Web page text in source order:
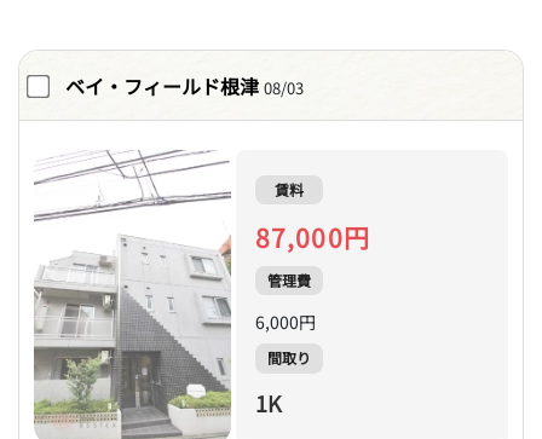
ベイ・フィールド根津 08/03
賃料
87,000円
管理費
6,000円
間取り
1K